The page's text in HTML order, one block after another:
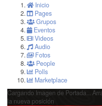
Inicio
Pages
Grupos
Eventos
Videos
Audio
Fotos
People
Polls
Marketplace
Cargando Imagen de Portada...
la nueva posición